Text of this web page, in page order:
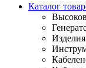
Каталог